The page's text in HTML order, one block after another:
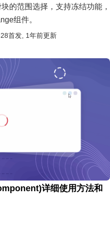
的范围选择，支持冻结功能，
组件。
首发, 1年前更新
详细使用方法和